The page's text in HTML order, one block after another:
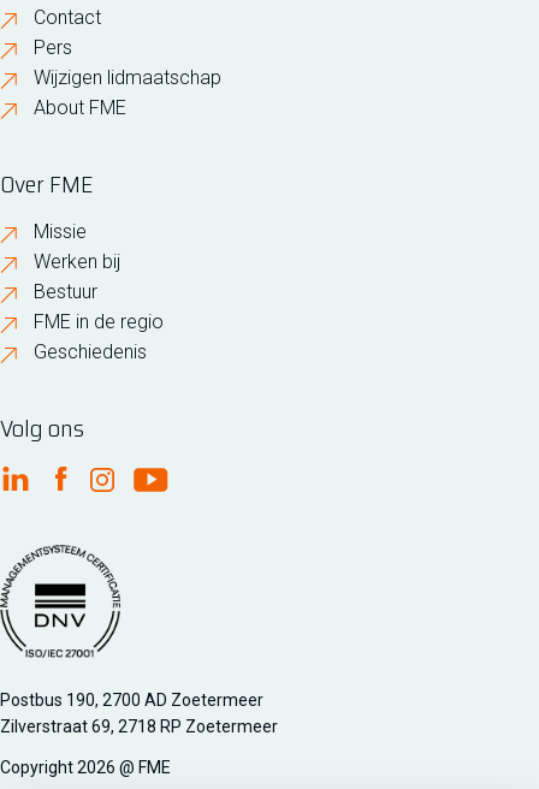
Contact
Pers
Wijzigen lidmaatschap
About FME
Over FME
Missie
Werken bij
Bestuur
FME in de regio
Geschiedenis
Volg ons
FME Linkedin
FME Facebook
FME Instagram
FME Youtube
Managementsyteem certificatie DNV iso/iec 27001
Postbus 190, 2700 AD Zoetermeer
Zilverstraat 69, 2718 RP Zoetermeer
Copyright 2026 @ FME